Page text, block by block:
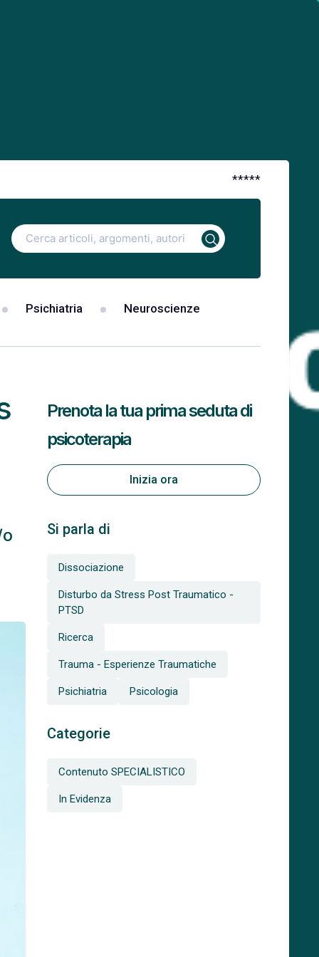
*****
Ricerca
per:
Psichiatria Neuroscienze
Si parla di
Dissociazione
Disturbo da Stress Post Traumatico -
PTSD
Ricerca
Trauma - Esperienze Traumatiche
Psichiatria Psicologia
Categorie
Contenuto SPECIALISTICO
In Evidenza
Prenota la tua prima seduta di
psicoterapia
Inizia ora